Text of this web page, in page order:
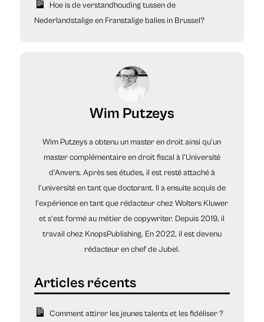
Hoe is de verstandhouding tussen de
Nederlandstalige en Franstalige balies in Brussel?
Wim Putzeys
Wim Putzeys a obtenu un master en droit ainsi qu’un
master complémentaire en droit fiscal à l’Université
d’Anvers. Après ses études, il est resté attaché à
l’université en tant que doctorant. Il a ensuite acquis de
l’expérience en tant que rédacteur chez Wolters Kluwer
et s’est formé au métier de copywriter. Depuis 2019, il
travail chez KnopsPublishing. En 2022, il est devenu
rédacteur en chef de Jubel.
Comment attirer les jeunes talents et les fidéliser ?